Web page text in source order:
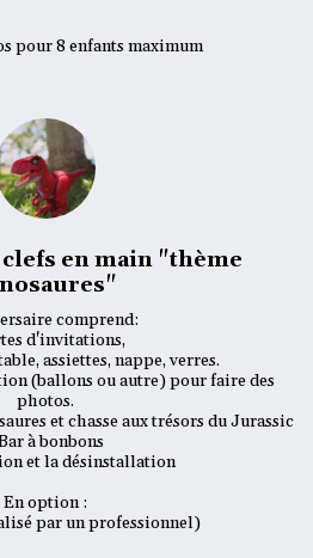
pour 8 enfants maximum
en main "thème
comprend:
d'invitations,
assiettes, nappe, verres.
(ballons ou autre) pour faire des
photos.
et chasse aux trésors du Jurassic
à bonbons
et la désinstallation
En option :
par un professionnel)